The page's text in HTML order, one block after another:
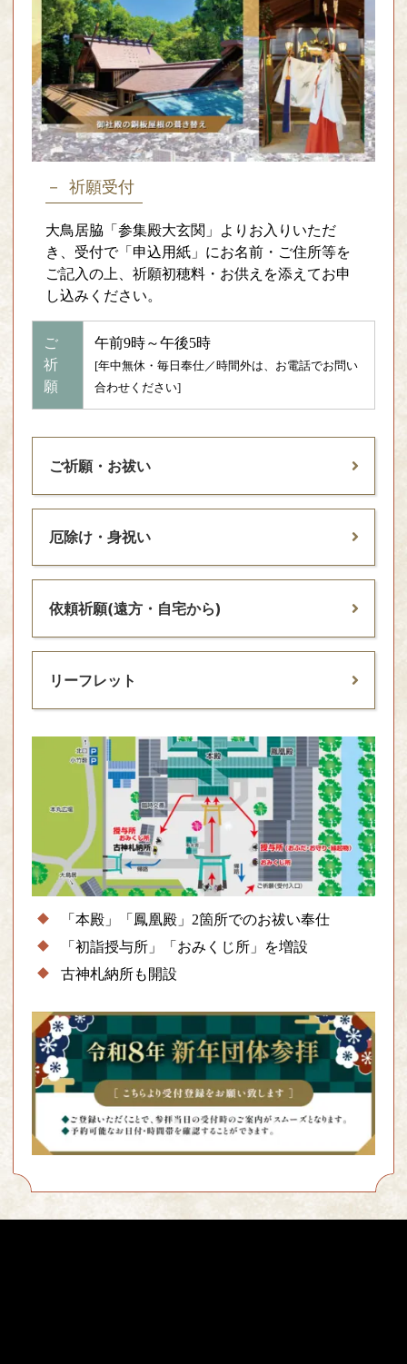
祈願受付
大鳥居脇「参集殿大玄関」よりお入りいただ
き、受付で「申込用紙」にお名前・ご住所等を
ご記入の上、祈願初穂料・お供えを添えてお申
し込みください。
ご
祈
願
午前9時～午後5時
[年中無休・毎日奉仕／時間外は、お電話でお問い
合わせください]
ご祈願・お祓い
厄除け・身祝い
依頼祈願(遠方・自宅から)
リーフレット
「本殿」「鳳凰殿」2箇所でのお祓い奉仕
「初詣授与所」「おみくじ所」を増設
古神札納所も開設